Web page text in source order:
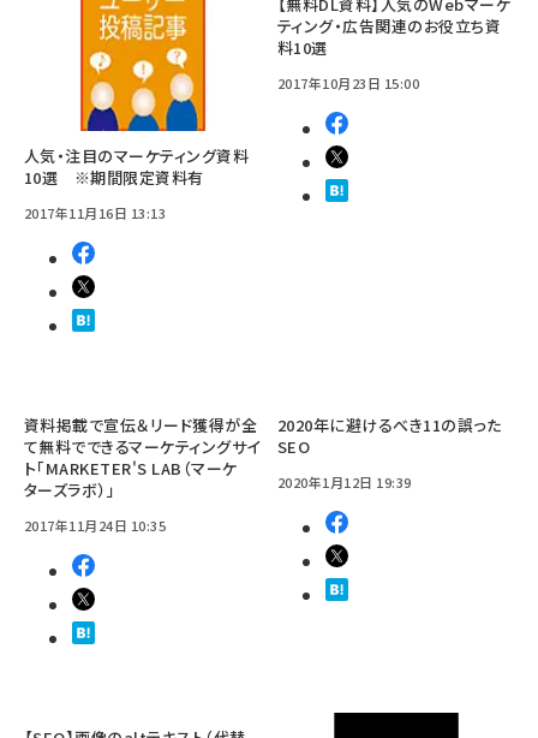
人気・注目のマーケティング資料
10選 ※期間限定資料有
2017年11月16日 13:13
ティング・広告関連のお役立ち資
料10選
2017年10月23日 15:00
資料掲載で宣伝＆リード獲得が全
て無料でできるマーケティングサイ
ト「MARKETER'S LAB（マーケ
ターズラボ）」
2017年11月24日 10:35
2020年に避けるべき11の誤った
SEO
2020年1月12日 19:39